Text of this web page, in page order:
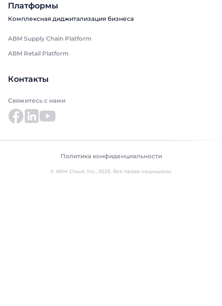
Платформы
Комплексная диджитализация бизнеса
ABM Supply Chain Platform
ABM Retail Platform
Контакты
Свяжитесь с нами
Политика конфиденциальности
© ABM Cloud, Inc., 2025. Все права защищены.